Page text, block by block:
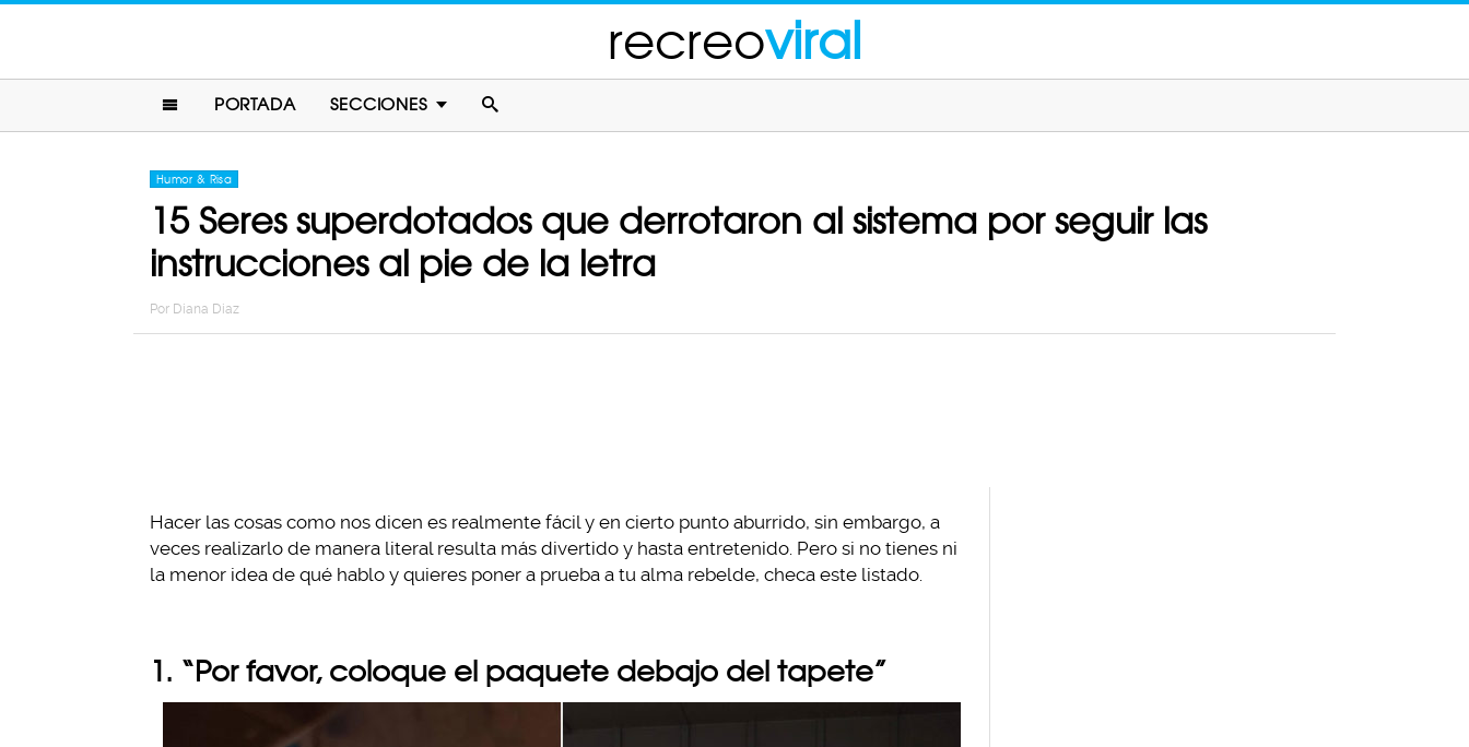
recreoviral
PORTADA SECCIONES
Humor & Risa
15 Seres superdotados que derrotaron al sistema por seguir las
instrucciones al pie de la letra
Por Diana Diaz
Hacer las cosas como nos dicen es realmente fácil y en cierto punto aburrido, sin embargo, a
veces realizarlo de manera literal resulta más divertido y hasta entretenido. Pero si no tienes ni
la menor idea de qué hablo y quieres poner a prueba a tu alma rebelde, checa este listado.
1. “Por favor, coloque el paquete debajo del tapete”